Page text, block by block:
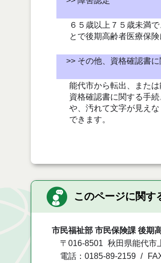
６５歳以上７５歳未満
とで後期高齢者医療保
>> その他、資格確認書に
能代市から転出、また
資格確認書に関する手
や、汚れて文字が見え
できます。
このページに関す
市民福祉部 市民保険課 後期
〒016-8501
秋田県能代市
電話：0185-89-2159